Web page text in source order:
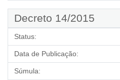
Decreto 14/2015
Status:
Data de Publicação:
Súmula: